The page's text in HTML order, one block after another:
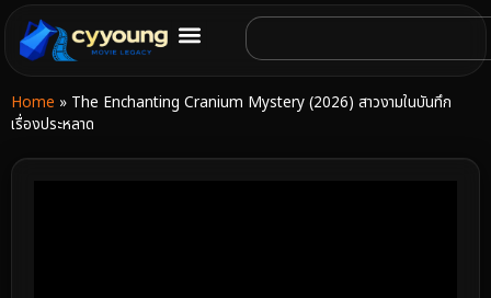
Home » The Enchanting Cranium Mystery (2026) สาวงามในบันทึก
เรื่องประหลาด